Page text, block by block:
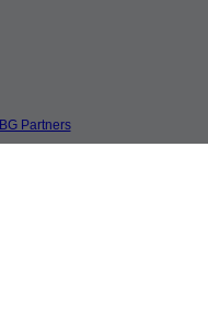
BG Partners